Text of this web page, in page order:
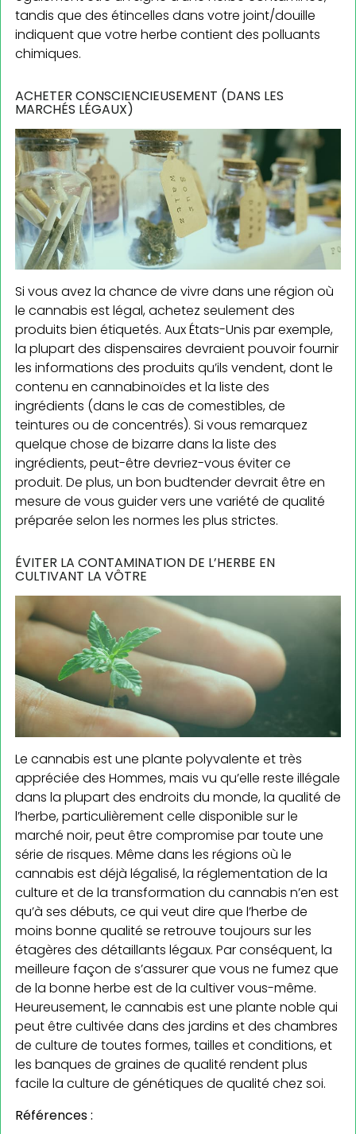
tandis que des étincelles dans votre joint/douille
indiquent que votre herbe contient des polluants
chimiques.
ACHETER CONSCIENCIEUSEMENT (DANS LES
MARCHÉS LÉGAUX)
Si vous avez la chance de vivre dans une région où
le cannabis est légal, achetez seulement des
produits bien étiquetés. Aux États-Unis par exemple,
la plupart des dispensaires devraient pouvoir fournir
les informations des produits qu’ils vendent, dont le
contenu en cannabinoïdes et la liste des
ingrédients (dans le cas de comestibles, de
teintures ou de concentrés). Si vous remarquez
quelque chose de bizarre dans la liste des
ingrédients, peut-être devriez-vous éviter ce
produit. De plus, un bon budtender devrait être en
mesure de vous guider vers une variété de qualité
préparée selon les normes les plus strictes.
ÉVITER LA CONTAMINATION DE L’HERBE EN
CULTIVANT LA VÔTRE
Le cannabis est une plante polyvalente et très
appréciée des Hommes, mais vu qu’elle reste illégale
dans la plupart des endroits du monde, la qualité de
l’herbe, particulièrement celle disponible sur le
marché noir, peut être compromise par toute une
série de risques. Même dans les régions où le
cannabis est déjà légalisé, la réglementation de la
culture et de la transformation du cannabis n’en est
qu’à ses débuts, ce qui veut dire que l’herbe de
moins bonne qualité se retrouve toujours sur les
étagères des détaillants légaux. Par conséquent, la
meilleure façon de s’assurer que vous ne fumez que
de la bonne herbe est de la cultiver vous-même.
Heureusement, le cannabis est une plante noble qui
peut être cultivée dans des jardins et des chambres
de culture de toutes formes, tailles et conditions, et
les banques de graines de qualité rendent plus
facile la culture de génétiques de qualité chez soi.
Références :